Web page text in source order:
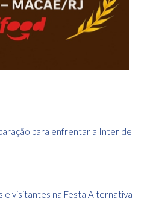
para enfrentar a Inter de
e visitantes na Festa Alternativa